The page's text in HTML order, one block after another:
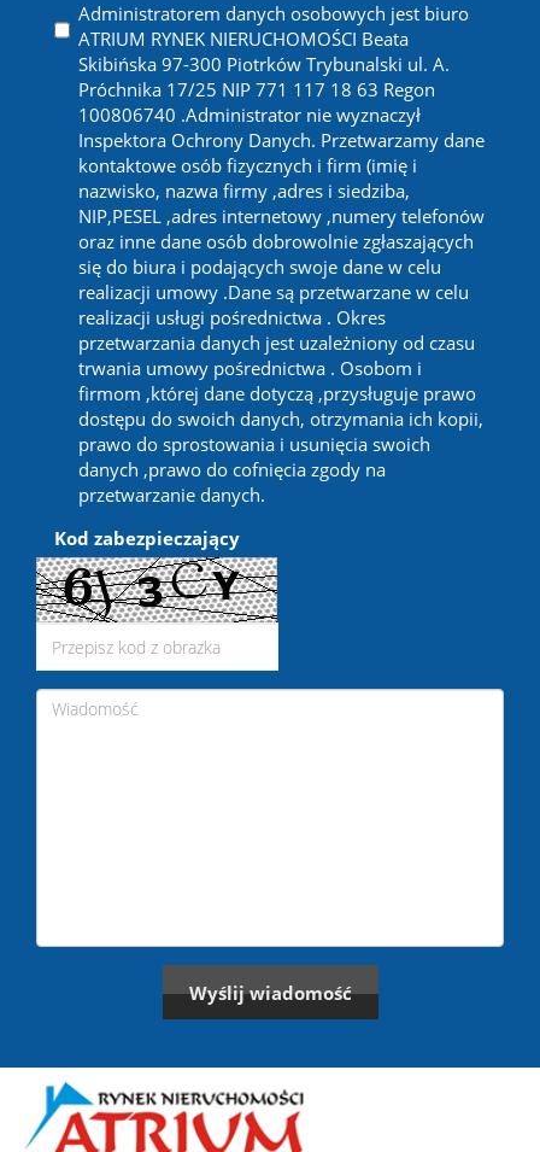
Administratorem danych osobowych jest biuro
ATRIUM RYNEK NIERUCHOMOŚCI Beata
Skibińska 97-300 Piotrków Trybunalski ul. A.
Próchnika 17/25 NIP 771 117 18 63 Regon
100806740 .Administrator nie wyznaczył
Inspektora Ochrony Danych. Przetwarzamy dane
kontaktowe osób fizycznych i firm (imię i
nazwisko, nazwa firmy ,adres i siedziba,
NIP,PESEL ,adres internetowy ,numery telefonów
oraz inne dane osób dobrowolnie zgłaszających
się do biura i podających swoje dane w celu
realizacji umowy .Dane są przetwarzane w celu
realizacji usługi pośrednictwa . Okres
przetwarzania danych jest uzależniony od czasu
trwania umowy pośrednictwa . Osobom i
firmom ,której dane dotyczą ,przysługuje prawo
dostępu do swoich danych, otrzymania ich kopii,
prawo do sprostowania i usunięcia swoich
danych ,prawo do cofnięcia zgody na
przetwarzanie danych.
Kod zabezpieczający